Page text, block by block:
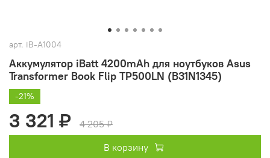
арт. iB-A1004
Аккумулятор iBatt 4200mAh для ноутбуков Asus
Transformer Book Flip TP500LN (B31N1345)
-21%
3 321 ₽
4 205 ₽
В корзину